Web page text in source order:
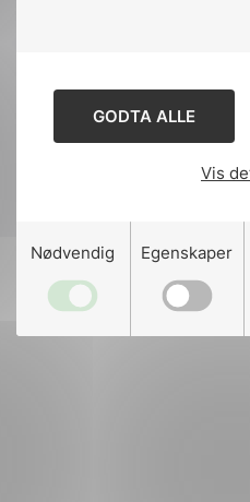
GODTA ALLE
Vis
Nødvendig Egenskaper
Designed and developed
Stem Agency